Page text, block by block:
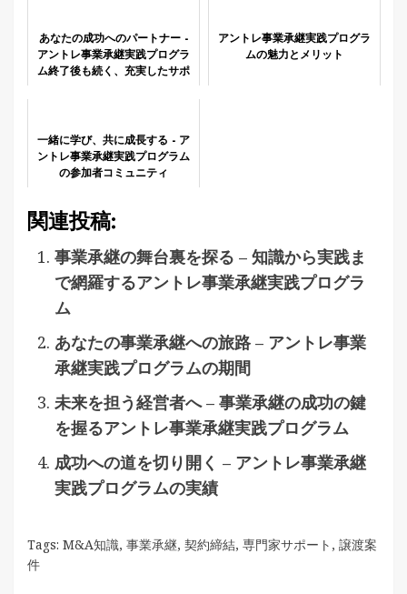
あなたの成功へのパートナー -
アントレ事業承継実践プログラ
ム終了後も続く、充実したサポ
アントレ事業承継実践プログラ
ムの魅力とメリット
一緒に学び、共に成長する - ア
ントレ事業承継実践プログラム
の参加者コミュニティ
関連投稿:
事業承継の舞台裏を探る – 知識から実践ま
で網羅するアントレ事業承継実践プログラ
ム
あなたの事業承継への旅路 – アントレ事業
承継実践プログラムの期間
未来を担う経営者へ – 事業承継の成功の鍵
を握るアントレ事業承継実践プログラム
成功への道を切り開く – アントレ事業承継
実践プログラムの実績
Tags: M&A知識, 事業承継, 契約締結, 専門家サポート , 譲渡案
件